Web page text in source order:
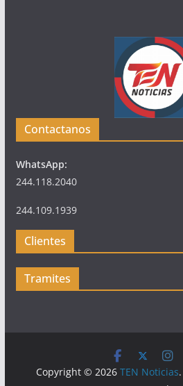
Contactanos
WhatsApp:
244.118.2040
244.109.1939
Clientes
Tramites
Copyright © 2026TEN Noticias